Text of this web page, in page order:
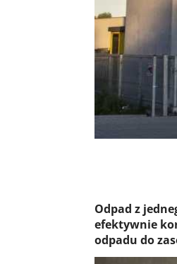
Odpad z
efektywnie
odpadu do